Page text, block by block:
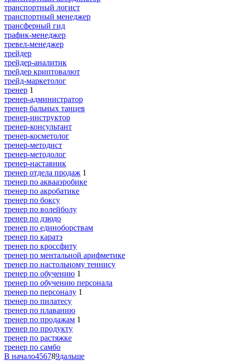
транспортный логист
транспортный менеджер
трансферный гид
трафик-менеджер
тревел-менеджер
трейдер
трейдер-аналитик
трейдер криптовалют
трейд-маркетолог
тренер 1
тренер-администратор
тренер бальных танцев
тренер-инструктор
тренер-консультант
тренер-косметолог
тренер-методист
тренер-методолог
тренер-наставник
тренер отдела продаж 1
тренер по аквааэробике
тренер по акробатике
тренер по боксу
тренер по волейболу
тренер по дзюдо
тренер по единоборствам
тренер по каратэ
тренер по кроссфиту
тренер по ментальной арифметике
тренер по настольному теннису
тренер по обучению 1
тренер по обучению персонала
тренер по персоналу 1
тренер по пилатесу
тренер по плаванию
тренер по продажам 1
тренер по продукту
тренер по растяжке
тренер по самбо
В начало456789дальше